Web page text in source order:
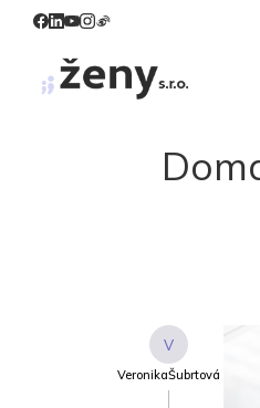
V
VeronikaŠubrtová